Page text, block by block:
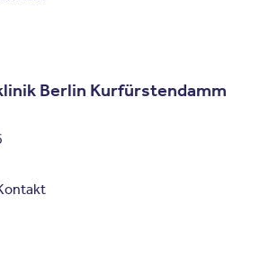
Berlin Kurfürstendamm